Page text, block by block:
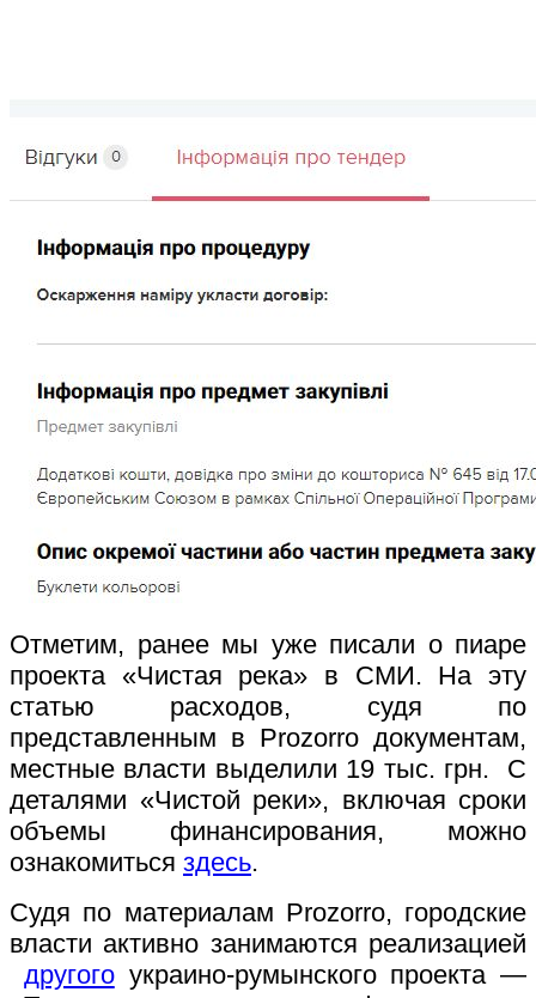
Отметим, ранее мы уже писали о пиаре
проекта «Чистая река» в СМИ. На эту
статью расходов, судя по
представленным в Prozorro документам,
местные власти выделили 19 тыс. грн. С
деталями «Чистой реки», включая сроки
объемы финансирования, можно
ознакомиться здесь.
Судя по материалам Prozorro, городские
власти активно занимаются реализацией
другогоукраино-румынского проекта —